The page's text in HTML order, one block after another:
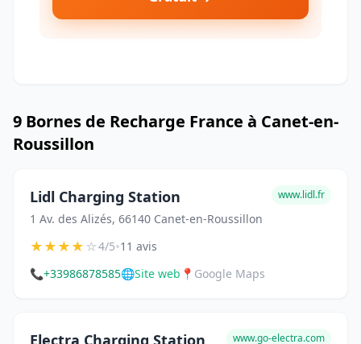
9 Bornes de Recharge France à Canet-en-
Roussillon
Lidl Charging Station
1 Av. des Alizés, 66140 Canet-en-Roussillon
www.lidl.fr
★★★★☆4/5•11 avis
📞+33986878585🌐Site web 📍 Google Maps
www.go-electra.com